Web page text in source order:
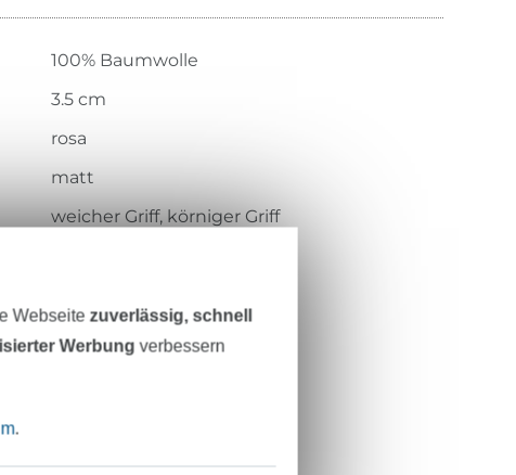
100% Baumwolle
3.5 cm
rosa
matt
weicher Griff, körniger Griff
weich, leicht
Webseite zuverlässig, schnell
Werbung verbessern
.